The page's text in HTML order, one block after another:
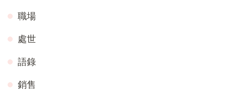
職場
處世
語錄
銷售